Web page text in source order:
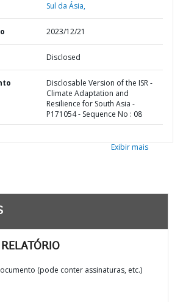
Sul da Ásia,
2023/12/21
Disclosed
Disclosable Version of the ISR -
Climate Adaptation and
Resilience for South Asia -
P171054 - Sequence No : 08
Exibir mais
(pode conter assinaturas, etc.)